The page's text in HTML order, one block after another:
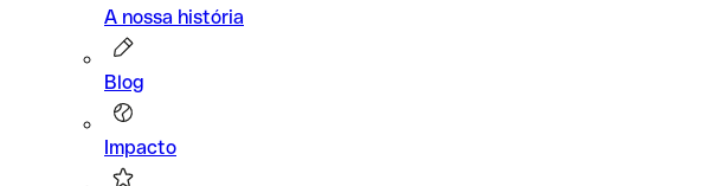
A nossa história
Blog
Impacto